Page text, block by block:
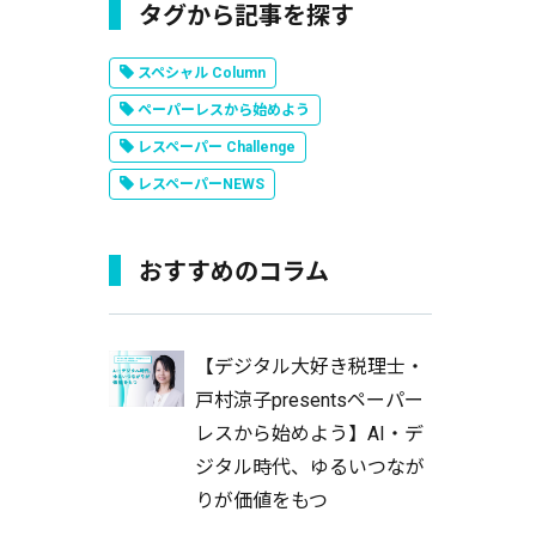
タグから記事を探す
スペシャル Column
ペーパーレスから始めよう
レスペーパー Challenge
レスペーパーNEWS
おすすめのコラム
【デジタル大好き税理士・
戸村涼子presentsペーパー
レスから始めよう】AI・デ
ジタル時代、ゆるいつなが
りが価値をもつ